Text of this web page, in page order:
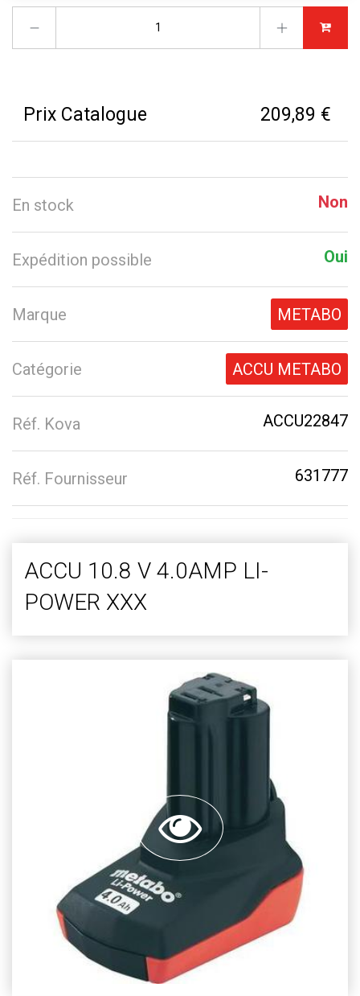
Prix Catalogue 209,89 €
En stock Non
Expédition possible Oui
Marque METABO
Catégorie ACCU METABO
Réf. Kova ACCU22847
Réf. Fournisseur 631777
ACCU 10.8 V 4.0AMP LI-
POWER XXX